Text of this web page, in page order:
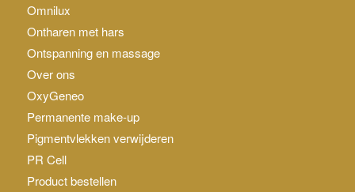
Omnilux
Ontharen met hars
Ontspanning en massage
Over ons
OxyGeneo
Permanente make-up
Pigmentvlekken verwijderen
PR Cell
Product bestellen